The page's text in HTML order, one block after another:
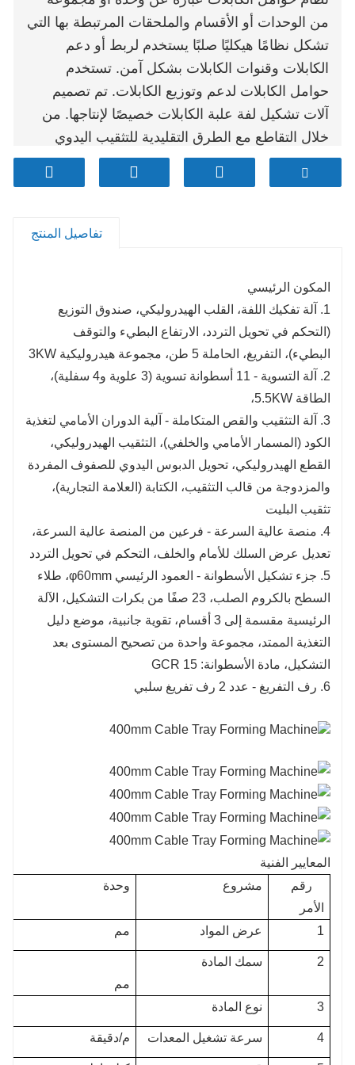
من الوحدات أو الأقسام والملحقات المرتبطة بها التي
تشكل نظامًا هيكليًا صلبًا يستخدم لربط أو دعم
الكابلات وقنوات الكابلات بشكل آمن. تستخدم
حوامل الكابلات لدعم وتوزيع الكابلات. تم تصميم
آلات تشكيل لفة علبة الكابلات خصيصًا لإنتاجها. من
خلال التقاطع مع الطرق التقليدية للتثقيب اليدوي
والثني اليدوي، والتي تتطلب تكاليف عمالة ووقت
كبيرة نسبيًا، قمنا بإنتاج آلة تشكيل أوتوماتيكية، والتي
1-2 أشخاص فقط. لتشكيل اللف، مما يحسن بشكل
تفاصيل المنتج
المكون الرئيسي
1. آلة تفكيك اللفة، القلب الهيدروليكي، صندوق التوزيع
(التحكم في تحويل التردد، الارتفاع البطيء والتوقف
البطيء)، التفريغ، الحاملة 5 طن، مجموعة هيدروليكية 3KW
2. آلة التسوية - 11 أسطوانة تسوية (3 علوية و4 سفلية)،
الطاقة 5.5KW،
3. آلة التثقيب والقص المتكاملة - آلية الدوران الأمامي لتغذية
الكود (المسمار الأمامي والخلفي)، التثقيب الهيدروليكي،
القطع الهيدروليكي، تحويل الدبوس اليدوي للصفوف المفردة
والمزدوجة من قالب التثقيب، الكتابة (العلامة التجارية)،
تثقيب البليت
4. منصة عالية السرعة - فرعين من المنصة عالية السرعة،
تعديل عرض السلك للأمام والخلف، التحكم في تحويل التردد
5. جزء تشكيل الأسطوانة - العمود الرئيسي φ60mm، طلاء
السطح بالكروم الصلب، 23 صفًا من بكرات التشكيل، الآلة
الرئيسية مقسمة إلى 3 أقسام، تقوية جانبية، موضع دليل
التغذية الممتد، مجموعة واحدة من تصحيح المستوى بعد
التشكيل، مادة الأسطوانة: GCR 15
6. رف التفريغ - عدد 2 رف تفريغ سلبي
المعايير الفنية
رقم
الأمر
مشروع وحدة
1 عرض المواد مم
2
سمك المادة
مم
3
نوع المادة
4 سرعة تشغيل المعدات م/دقيقة